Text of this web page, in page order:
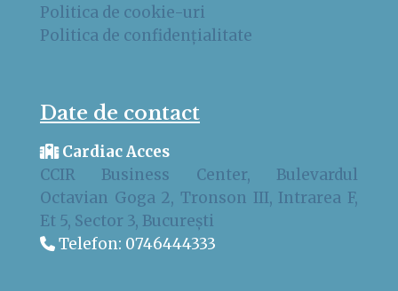
Politica de cookie-uri
Politica de confidențialitate
Date de contact
Cardiac Acces
CCIR Business Center, Bulevardul
Octavian Goga 2, Tronson III, Intrarea F,
Et 5, Sector 3, București
Telefon: 0746444333